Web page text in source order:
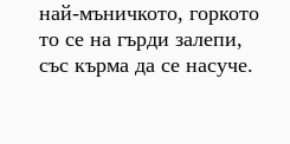
най-мъничкото, горкото
то се на гърди залепи,
със кърма да се насуче.